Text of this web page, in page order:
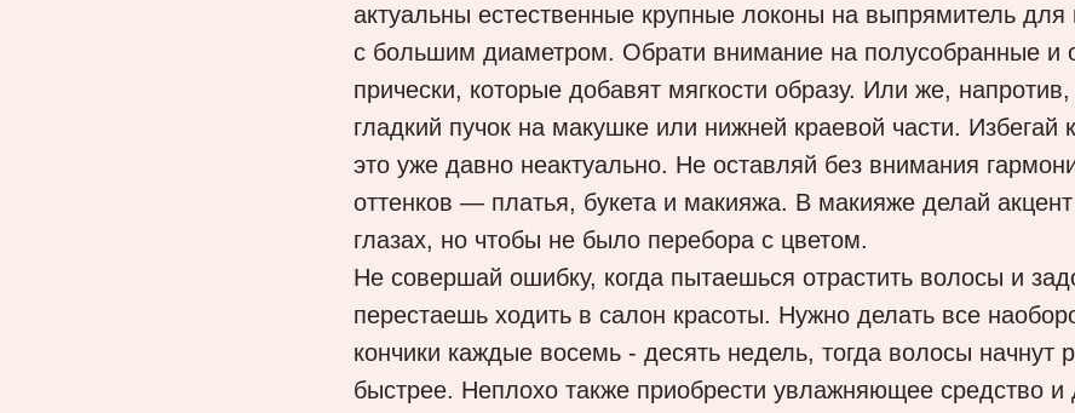
актуальны естественные крупные локоны на выпрямитель для
с большим диаметром. Обрати внимание на полусобранные и
прически, которые добавят мягкости образу. Или же,
гладкий пучок на макушке или нижней краевой части. Избегай
это уже давно неактуально. Не оставляй без внимания
оттенков — платья, букета и макияжа. В макияже делай акцент
глазах, но чтобы не было перебора с цветом.
Не совершай ошибку, когда пытаешься отрастить волосы и
перестаешь ходить в салон красоты. Нужно делать все
кончики каждые восемь - десять недель, тогда волосы начнут
быстрее. Неплохо также приобрести увлажняющее средство и